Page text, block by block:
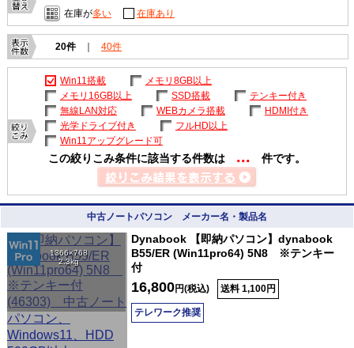
在庫が多い 在庫あり
20件 ｜ 40件
Win11搭載
メモリ8GB以上
メモリ16GB以上
SSD搭載
テンキー付き
無線LAN対応
WEBカメラ搭載
HDMI付き
光学ドライブ付き
フルHD以上
Win11アップグレード可
この絞りこみ条件に該当する件数は ... 件です。
中古ノートパソコン メーカー名・製品名
1366×768
2.3kg
Dynabook 【即納パソコン】dynabook
B55/ER (Win11pro64) 5N8 ※テンキー
付
16,800円(税込) 送料 1,100円
テレワーク推奨